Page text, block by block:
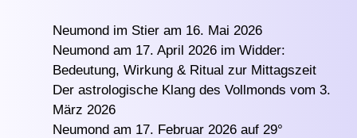
Neumond im Stier am 16. Mai 2026
Neumond am 17. April 2026 im Widder:
Bedeutung, Wirkung & Ritual zur Mittagszeit
Der astrologische Klang des Vollmonds vom 3.
März 2026
Neumond am 17. Februar 2026 auf 29°